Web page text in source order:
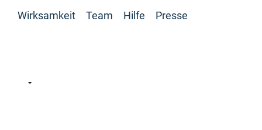
Wirksamkeit Team Hilfe Presse